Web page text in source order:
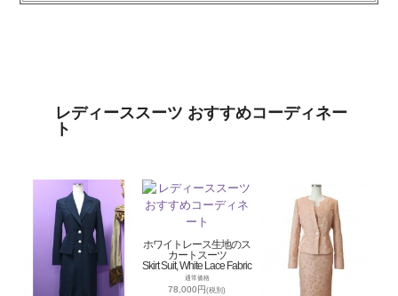
レディーススーツ おすすめコーディネー
ト
ホワイトレース生地のス
カートスーツ
Skirt Suit, White Lace Fabric
通常価格
78,000円(税別)